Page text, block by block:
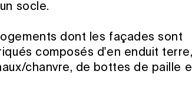
socle.
dont les façades sont
composés d'en enduit terre,
chanvre, de bottes de paille